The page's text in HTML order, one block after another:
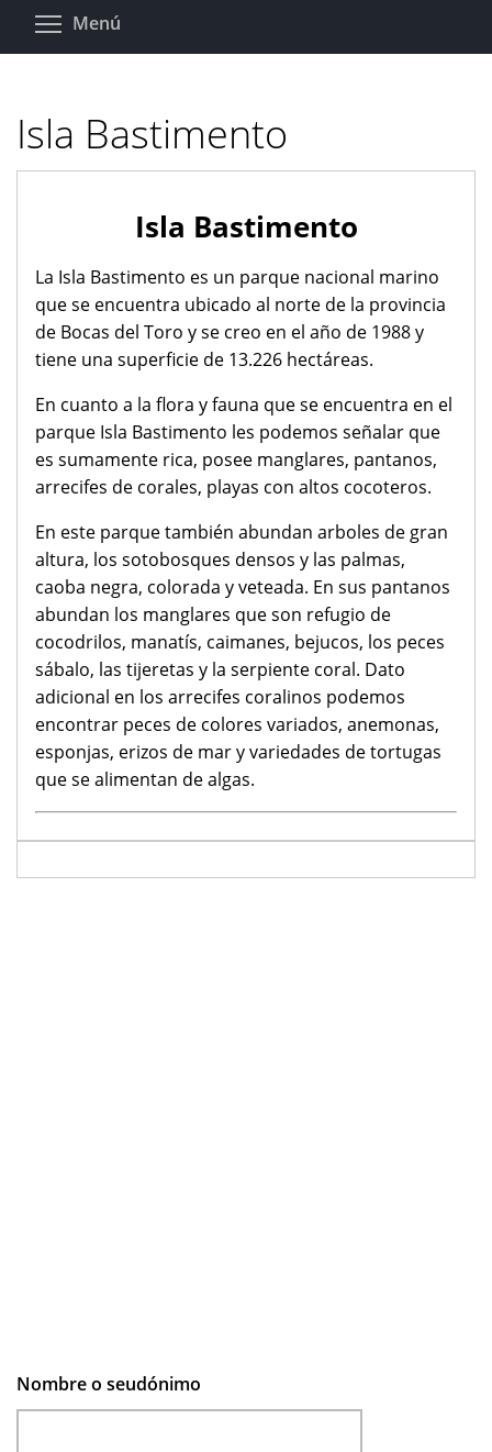
Pasar
Menú
Isla Bastimento
Isla Bastimento
La Isla Bastimento es un parque nacional marino
que se encuentra ubicado al norte de la provincia
de Bocas del Toro y se creo en el año de 1988 y
tiene una superficie de 13.226 hectáreas.
En cuanto a la flora y fauna que se encuentra en el
parque Isla Bastimento les podemos señalar que
es sumamente rica, posee manglares, pantanos,
arrecifes de corales, playas con altos cocoteros.
En este parque también abundan arboles de gran
altura, los sotobosques densos y las palmas,
caoba negra, colorada y veteada. En sus pantanos
abundan los manglares que son refugio de
cocodrilos, manatís, caimanes, bejucos, los peces
sábalo, las tijeretas y la serpiente coral. Dato
adicional en los arrecifes coralinos podemos
encontrar peces de colores variados, anemonas,
esponjas, erizos de mar y variedades de tortugas
que se alimentan de algas.
Nombre o seudónimo